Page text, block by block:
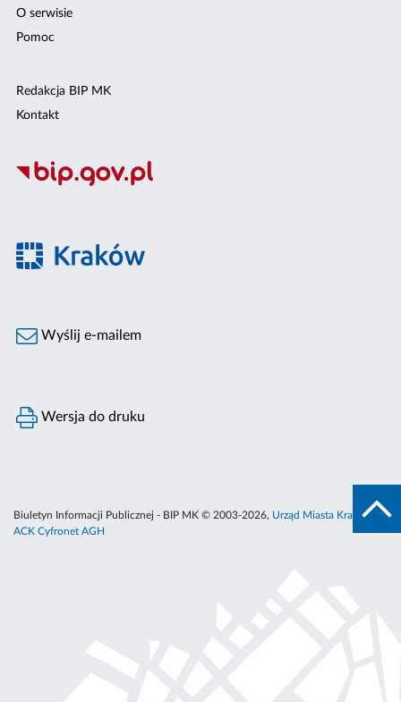
O serwisie
Pomoc
Redakcja BIP MK
Kontakt
Wyślij e-mailem
Wersja do druku
Biuletyn Informacji Publicznej - BIP MK © 2003-2026, Urząd Miasta Krakowa
ACK Cyfronet AGH